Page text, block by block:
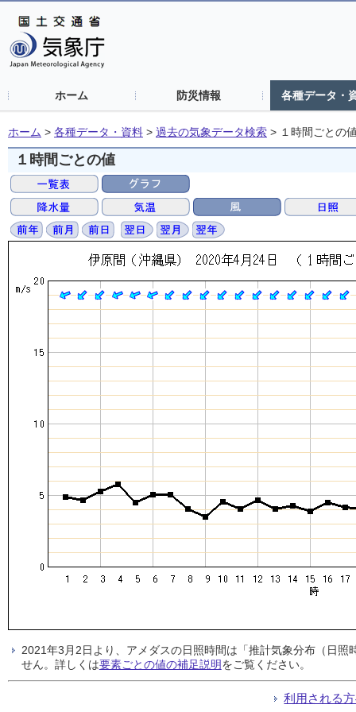
ホーム 防災情報 各種データ・
ホーム > 各種データ・資料 > 過去の気象データ検索 > １時間ごとの
１時間ごとの値
2021年3月2日より、アメダスの日照時間は「推計気象分布（日
せん。詳しくは要素ごとの値の補足説明をご覧ください。
利用される